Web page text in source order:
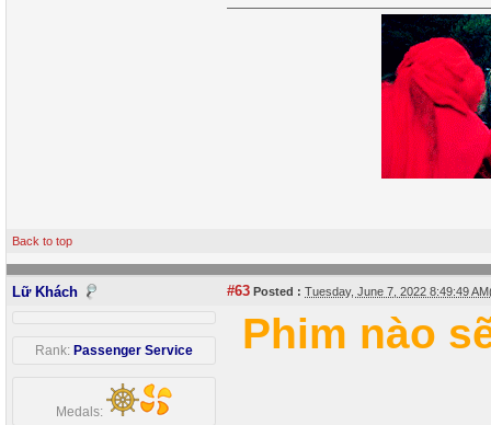
Back to top
Lữ Khách #63 Posted : Tuesday, June 7, 2022 8:49:49
Rank: Passenger Service
Medals:
Phim nào